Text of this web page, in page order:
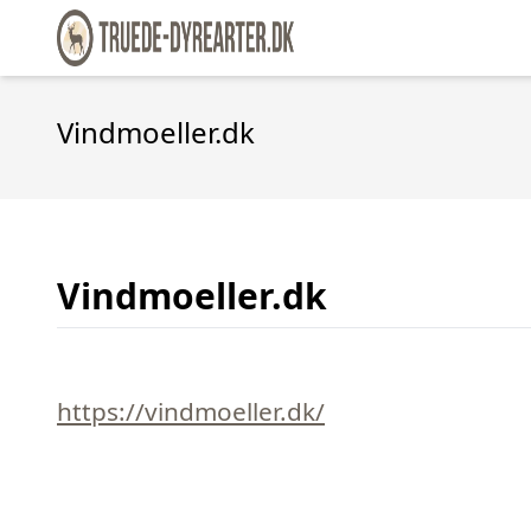
Vindmoeller.dk
Vindmoeller.dk
https://vindmoeller.dk/